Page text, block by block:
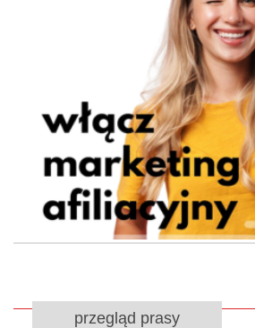
przegląd prasy